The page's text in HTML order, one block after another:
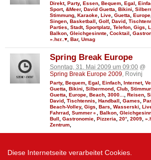
Diese Internetseite verarbeitet Cookies.
Direkt, Party, Essen, Bequem, Egal,
Sport, &Meer, David Guetta, Bikini,
Stimmung, Karaoke, Live, Guetta, Europe
Singen, Basketball, Golf, David,
Parties, Stadt, Sportplatz, Telefon, Gigs,
Balkon, Gleichgesinnte, Cocktail,
».hεr..♥, Bar, Umag
Spring Break Europe
Sonntag, 31. Mai 2009 um 09:00 @
Spring Break Europe 2009 , Rovinj
Party, Bequem Egal Einfach Internet,
Guetta
Bikini Silbermond Club
Guetta
Europe Beach 3000... Reisen
David Tischtennis Handball Games
Beach-Volley, Gigs Bars Wasserski
Fahrrad Summer☼ Balkon
Bull
Gastronomie Pizzeria 20° 2009
Zentrum